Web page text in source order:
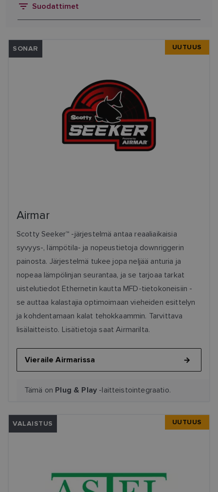
Suodattimet
SONAR UUTUUS
Airmar
Scotty Seeker™ -järjestelmä antaa reaaliaikaisia
syvyys-, lämpötila- ja nopeustietoja downriggerin
painosta. Järjestelmä tukee jopa neljää anturia ja
nopeaa lämpölinjan seurantaa, ja se tarjoaa tarkat
uistelutiedot Ethernetin kautta MFD-tietokoneisiin -
se auttaa kalastajia optimoimaan vieheiden esittelyn
ja kohdentamaan kalat tehokkaammin. Tarvittava
lisälaitteisto. Lisätietoja saat Airmarilta.
Vieraile Airmarissa
Tämä on Plug & Play -laitteistointegraatio.
VALAISTUS UUTUUS